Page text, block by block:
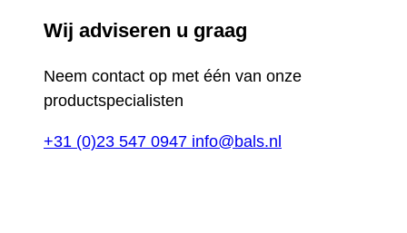
Wij adviseren u graag
Neem contact op met één van onze
productspecialisten
+31 (0)23 547 0947 info@bals.nl